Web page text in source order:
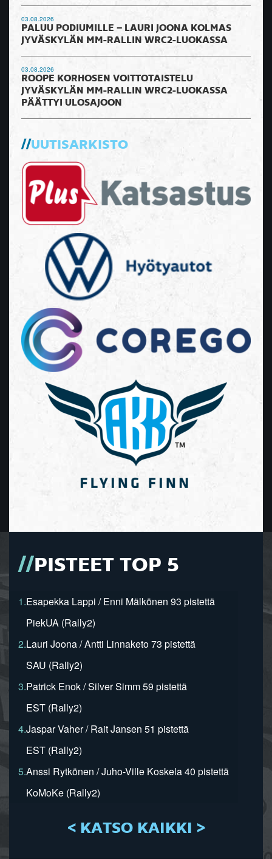
03.08.2026
PALUU PODIUMILLE – LAURI JOONA KOLMAS
JYVÄSKYLÄN MM-RALLIN WRC2-LUOKASSA
03.08.2026
ROOPE KORHOSEN VOITTOTAISTELU
JYVÄSKYLÄN MM-RALLIN WRC2-LUOKASSA
PÄÄTTYI ULOSAJOON
UUTISARKISTO
PISTEET TOP 5
1.Esapekka Lappi / Enni Mälkönen 93 pistettä
PiekUA (Rally2)
2.Lauri Joona / Antti Linnaketo 73 pistettä
SAU (Rally2)
3.Patrick Enok / Silver Simm 59 pistettä
EST (Rally2)
4.Jaspar Vaher / Rait Jansen 51 pistettä
EST (Rally2)
5.Anssi Rytkönen / Juho-Ville Koskela 40 pistettä
KoMoKe (Rally2)
< KATSO KAIKKI >